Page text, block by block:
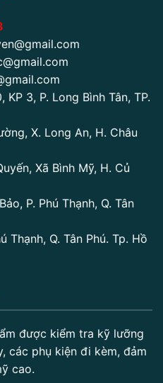
3, P. Long Bình Tân, TP.
X. Long An, H. Châu
Xã Bình Mỹ, H. Củ
P. Phú Thạnh, Q. Tân
Thạnh, Q. Tân Phú. Tp. Hồ
được kiểm tra kỹ lưỡng
các phụ kiện đi kèm, đảm
cao.